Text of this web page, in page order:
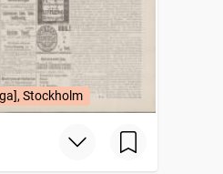
Stockholm